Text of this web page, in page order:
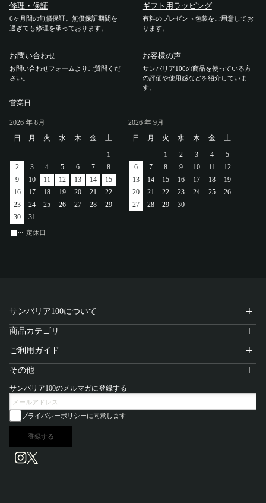
ログイン / 新規登録
特定商取引法に基づく表示
会社概要
サイトポリシー
修理・保証
6ヶ月間の無償保証。無償保証期間を
過ぎても修理を承っております。
ギフト用ラッピング
有料のプレゼント包装をご用意してお
ります。
お問い合わせ
お問い合わせフォームよりご質問くだ
さい。
お客様の声
サンバリア100の商品を使っている方
の評価や使用感などを紹介していま
す。
営業日
2026 年 8月
日
月 火 水 木 金
土
1
2
3 4 5 6 7
8
9
10 11 12 13 14
15
16
17 18 19 20 21
22
23
24 25 26 27 28
29
30
31
2026 年 9月
日
月 火 水 木 金
土
1
2 3 4
5
6
7 8 9 10 11
12
13
14 15 16 17 18
19
20
21 22 23 24 25
26
27
28 29 30
定休日
サンバリア100について
商品カテゴリ
ご利用ガイド
その他
サンバリア100のメルマガに登録する
プライバシーポリシーに同意します
登録する